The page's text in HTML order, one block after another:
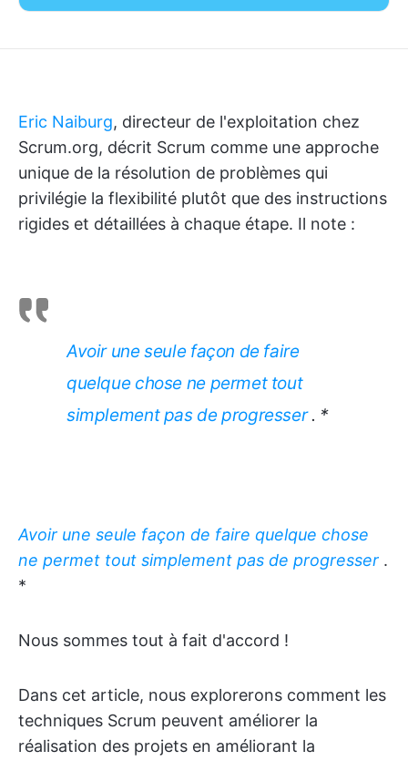
Eric Naiburg, directeur de l'exploitation chez
Scrum.org, décrit Scrum comme une approche
unique de la résolution de problèmes qui
privilégie la flexibilité plutôt que des instructions
rigides et détaillées à chaque étape. Il note :
Avoir une seule façon de faire
quelque chose ne permet tout
simplement pas de progresser . *
Avoir une seule façon de faire quelque chose
ne permet tout simplement pas de progresser .
*
Nous sommes tout à fait d'accord !
Dans cet article, nous explorerons comment les
techniques Scrum peuvent améliorer la
réalisation des projets en améliorant la